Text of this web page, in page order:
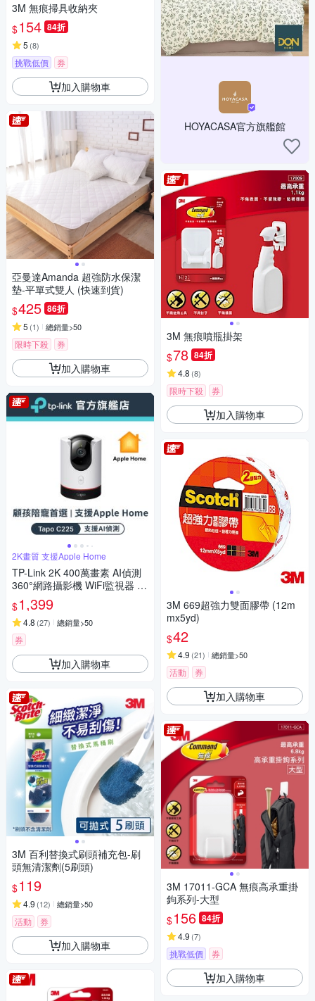
3M 無痕掃具收納夾
$154 84折
5 (8)
挑戰低價 券
加入購物車
亞曼達Amanda 超強防水保潔
墊-平單式雙人 (快速到貨)
$425 86折
5 (1) 總銷量>50
限時下殺 券
加入購物車
2K畫質 支援Apple Home
TP-Link 2K 400萬畫素 AI偵測
360°網路攝影機 WiFi監視器 IP
CAM(Homekit/雙向語音/支援5
12G//Tapo C225)
$1,399
4.8 (27) 總銷量>50
券
加入購物車
3M 百利替換式刷頭補充包-刷
頭無清潔劑(5刷頭)
$119
4.9 (12) 總銷量>50
活動 券
加入購物車
HOYACASA官方旗艦館
3M 無痕噴瓶掛架
$78 84折
4.8 (8)
限時下殺 券
加入購物車
3M 669超強力雙面膠帶 (12m
mx5yd)
$42
4.9 (21) 總銷量>50
活動 券
加入購物車
3M 17011-GCA 無痕高承重掛
鉤系列-大型
$156 84折
4.9 (7)
挑戰低價 券
加入購物車